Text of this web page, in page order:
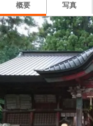
概要 写真